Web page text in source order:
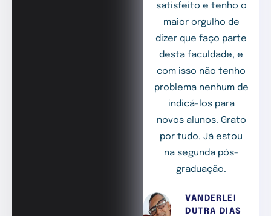
satisfeito e tenho o
maior orgulho de
dizer que faço parte
desta faculdade, e
com isso não tenho
problema nenhum de
indicá-los para
novos alunos. Grato
por tudo. Já estou
na segunda pós-
graduação.
VANDERLEI
DUTRA DIAS